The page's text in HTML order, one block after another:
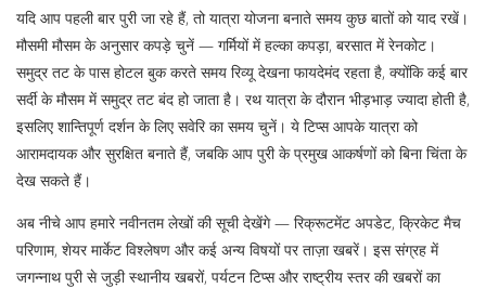
यदि आप पहली बार पुरी जा रहे हैं, तो यात्रा योजना बनाते समय कुछ बातों को याद रखें।
मौसमी मौसम के अनुसार कपड़े चुनें — गर्मियों में हल्का कपड़ा, बरसात में रेनकोट।
समुद्र तट के पास होटल बुक करते समय रिव्यू देखना फायदेमंद रहता है, क्योंकि कई बार
सर्दी के मौसम में समुद्र तट बंद हो जाता है। रथ यात्रा के दौरान भीड़भाड़ ज्यादा होती है,
इसलिए शान्तिपूर्ण दर्शन के लिए सवेरि का समय चुनें। ये टिप्स आपके यात्रा को
आरामदायक और सुरक्षित बनाते हैं, जबकि आप पुरी के प्रमुख आकर्षणों को बिना चिंता के
देख सकते हैं।
अब नीचे आप हमारे नवीनतम लेखों की सूची देखेंगे — रिक्रूटमेंट अपडेट, क्रिकेट मैच
परिणाम, शेयर मार्केट विश्लेषण और कई अन्य विषयों पर ताज़ा खबरें। इस संग्रह में
जगन्नाथ पुरी से जुड़ी स्थानीय खबरों, पर्यटन टिप्स और राष्ट्रीय स्तर की खबरों का